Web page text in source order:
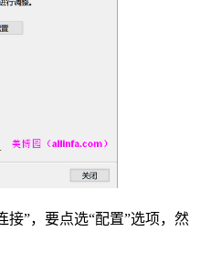
接”，要点选“配置”选项，然